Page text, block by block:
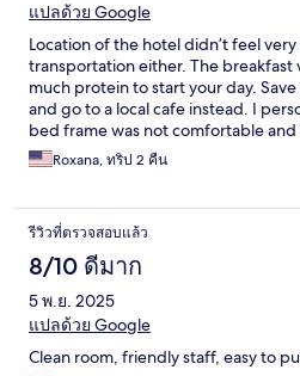
แปลด้วย Google
Location of the hotel didn’t feel
transportation either. The breakfast
much protein to start your day.
and go to a local cafe instead. I
bed frame was not comfortable
makeshift bed together. Staff was
your luggage before or after check in.
Roxana, ทริป 2 คืน
รีวิวที่ตรวจสอบแล้ว
8/10 ดีมาก
5 พ.ย. 2025
แปลด้วย Google
Clean room, friendly staff, easy to